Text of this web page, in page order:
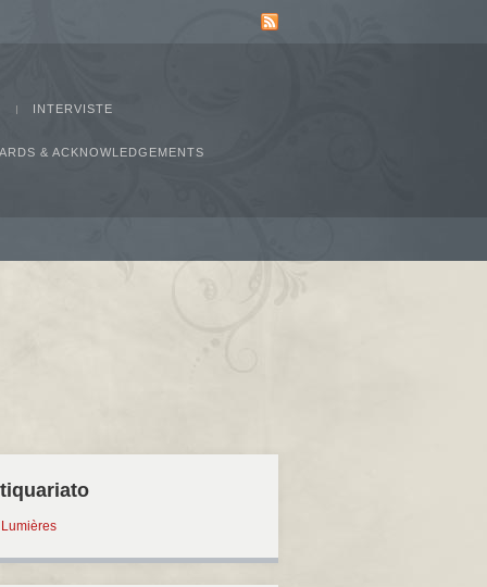
INTERVISTE
& ACKNOWLEDGEMENTS
Lumières